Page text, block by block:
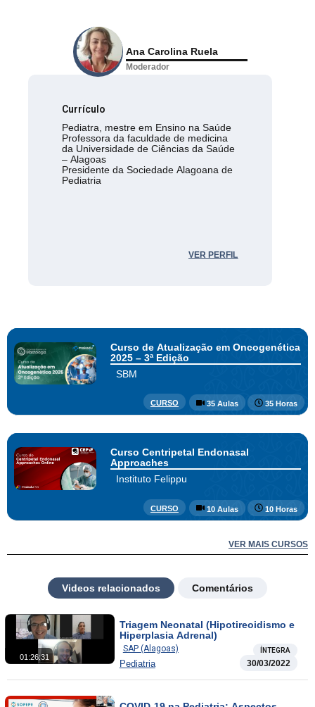
Ana Carolina Ruela
Moderador
Currículo
Pediatra, mestre em Ensino na Saúde
Professora da faculdade de medicina
da Universidade de Ciências da Saúde
– Alagoas
Presidente da Sociedade Alagoana de
Pediatria
VER PERFIL
Curso de Atualização em Oncogenética
2025 – 3ª Edição
SBM
CURSO 35 Aulas 35 Horas
Curso Centripetal Endonasal
Approaches
Instituto Felippu
CURSO 10 Aulas 10 Horas
VER MAIS CURSOS
Videos relacionados Comentários
01:26:31
Triagem Neonatal (Hipotireoidismo e
Hiperplasia Adrenal)
SAP (Alagoas) ÍNTEGRA
Pediatria 30/03/2022